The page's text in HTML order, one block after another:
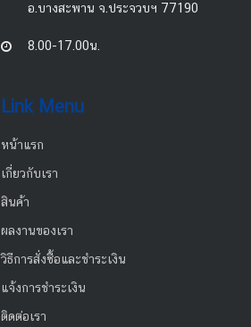
อ.บางสะพาน จ.ประจวบฯ 77190
8.00-17.00น.
Link Menu
หน้าแรก
เกี่ยวกับเรา
สินค้า
ผลงานของเรา
วิธีการสั่งซื้อและชำระเงิน
แจ้งการชำระเงิน
ติดต่อเรา